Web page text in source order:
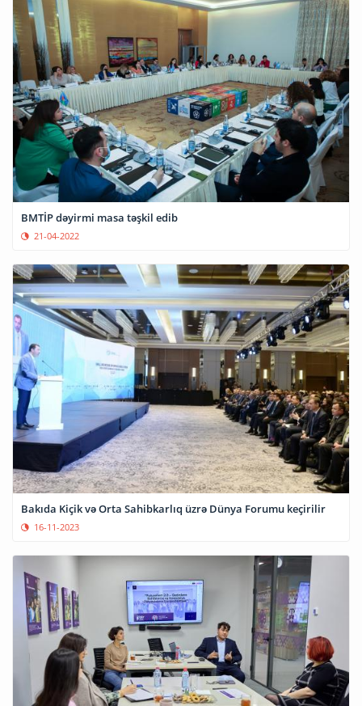
BMTİP dəyirmi masa təşkil edib
21-04-2022
Bakıda Kiçik və Orta Sahibkarlıq üzrə Dünya Forumu keçirilir
16-11-2023